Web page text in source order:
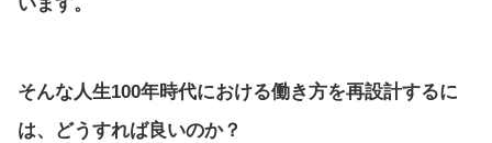
います。
そんな人生100年時代における働き方を再設計するに
は、どうすれば良いのか？